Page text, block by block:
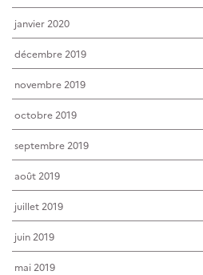
janvier 2020
décembre 2019
novembre 2019
octobre 2019
septembre 2019
août 2019
juillet 2019
juin 2019
mai 2019